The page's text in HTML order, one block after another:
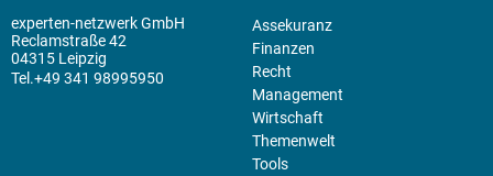
experten-netzwerk GmbH
Reclamstraße 42
04315 Leipzig
+49 341 98995950
Assekuranz
Finanzen
Recht
Management
Wirtschaft
Themenwelt
Tools